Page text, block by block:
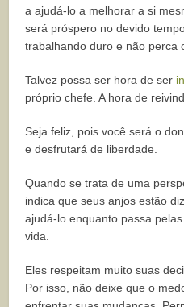
a ajudá-lo a melhorar a si
será próspero no devido
trabalhando duro e não perca
Talvez possa ser hora de ser
próprio chefe. A hora de
Seja feliz, pois você será o
e desfrutará de liberdade.
Quando se trata de uma
indica que seus anjos estão
ajudá-lo enquanto passa
vida.
Eles respeitam muito suas
Por isso, não deixe que o